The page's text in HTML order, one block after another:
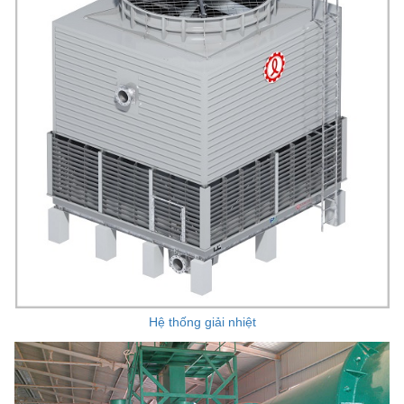
Hệ thống giải nhiệt